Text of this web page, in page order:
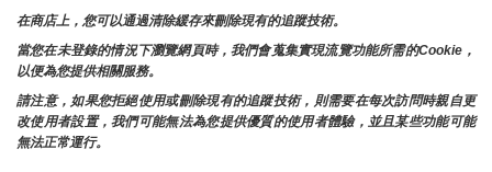
在商店上，您可以通過清除緩存來刪除現有的追蹤技術。
當您在未登錄的情況下瀏覽網頁時，我們會蒐集實現流覽功能所需的Cookie，
以便為您提供相關服務。
請注意，如果您拒絕使用或刪除現有的追蹤技術，則需要在每次訪問時親自更
改使用者設置，我們可能無法為您提供優質的使用者體驗，並且某些功能可能
無法正常運行。